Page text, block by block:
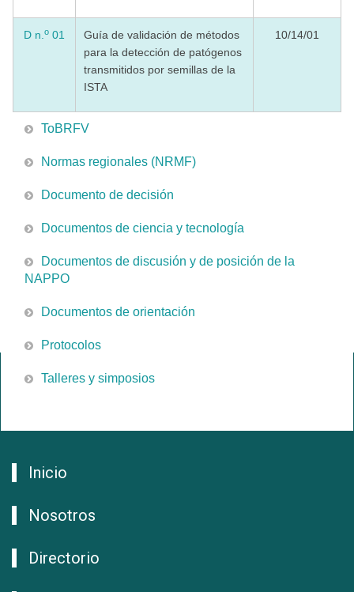
D n. o 01
Guía de validación de métodos
para la detección de patógenos
transmitidos por semillas de la
ISTA
10/14/01
ToBRFV
Normas regionales (NRMF)
Documento de decisión
Documentos de ciencia y tecnología
Documentos de discusión y de posición de la
NAPPO
Documentos de orientación
Protocolos
Talleres y simposios
Inicio
Nosotros
Directorio